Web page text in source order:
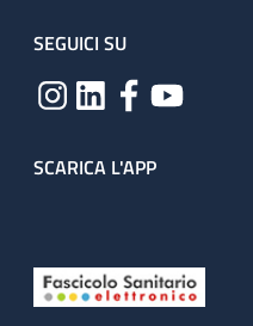
SEGUICI SU
SCARICA L'APP